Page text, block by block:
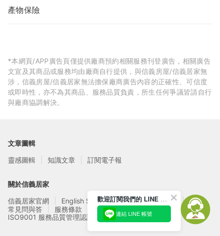
產物保險
*本網頁/APP廣告頁僅提供廠商預約相關服務刊登廣告，相關廣告
文宣及其商品或服務均由廠商自行提供，與信義房屋/信義居家無
涉，信義房屋/信義居家無法擔保廠商廣告內容的正確性、可信度
或即時性，亦不為其商品、服務品質負責，所生任何爭議皆請自行
與廠商協調解決。
文章圖輯
靈感圖輯
知識文章 訂閱電子報
關於信義居家
信義居家官網
English Service
信義居家廠商募集
常見問與答
服務條款
隱私權政策
ISO9001 服務品質管理認證
歡迎訂閱我們的 LINE 官方帳號
連結 LINE 帳號